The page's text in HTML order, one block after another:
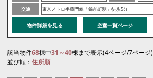
交通
東京メトロ半蔵門線「錦糸町駅」徒歩5分
物件詳細を見る 空室一覧ページ
該当物件68棟中31～40棟まで表示(4ページ/7ページ)
並び順： 住所順